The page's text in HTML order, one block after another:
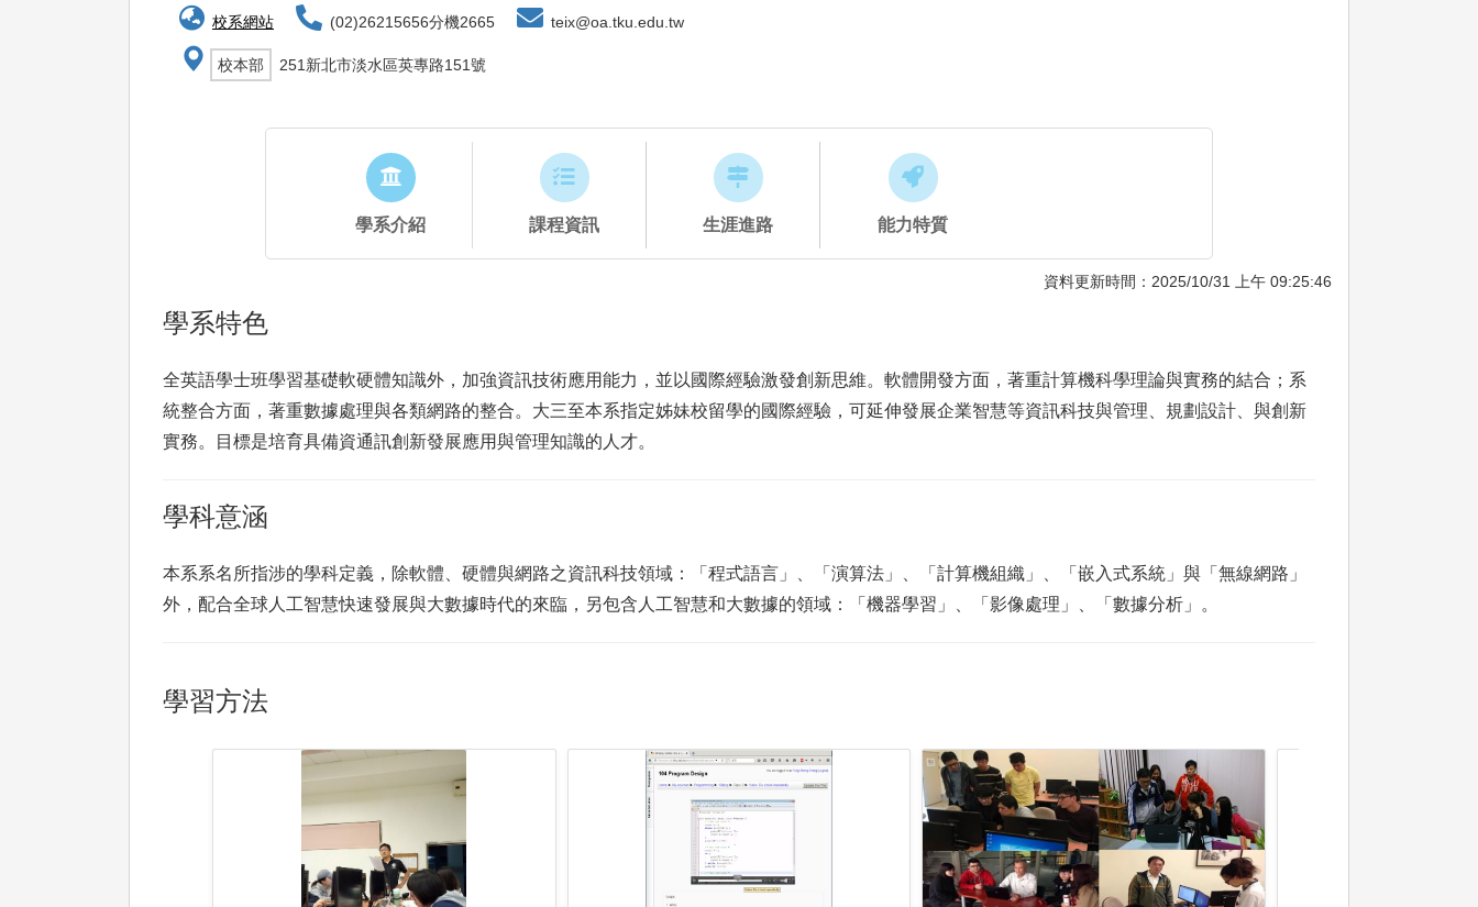
校系網站 (02)26215656分機2665 teix@oa.tku.edu.tw
校本部 251新北市淡水區英專路151號
學系介紹 課程資訊 生涯進路 能力特質
資料更新時間：2025/10/31 上午 09:25:46
學系特色
全英語學士班學習基礎軟硬體知識外，加強資訊技術應用能力，並以國際經驗激發創新思維。軟體開發方面，著重計算機科學理論與實務的結合；系
統整合方面，著重數據處理與各類網路的整合。大三至本系指定姊妹校留學的國際經驗，可延伸發展企業智慧等資訊科技與管理、規劃設計、與創新
實務。目標是培育具備資通訊創新發展應用與管理知識的人才。
學科意涵
本系系名所指涉的學科定義，除軟體、硬體與網路之資訊科技領域：「程式語言」、「演算法」、「計算機組織」、「嵌入式系統」與「無線網路」
外，配合全球人工智慧快速發展與大數據時代的來臨，另包含人工智慧和大數據的領域：「機器學習」、「影像處理」、「數據分析」。
學習方法